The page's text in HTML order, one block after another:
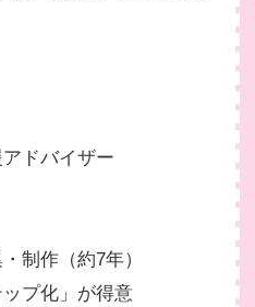
ドバイザー
制作（約7年）
プ化」が得意